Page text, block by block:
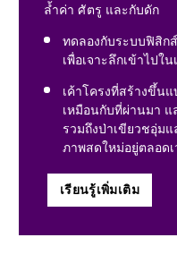
ล้ำค่า ศัตรู และกับดัก
ทดลองกับระบบฟิสิก
เพื่อเจาะลึกเข้าไปใ
เค้าโครงที่สร้างขึ้น
เหมือนกับที่ผ่านมา
รวมถึงป่าเขียวชอุ่ม
ภาพสดใหม่อยู่ตลอดเ
เรียนรู้เพิ่มเติม